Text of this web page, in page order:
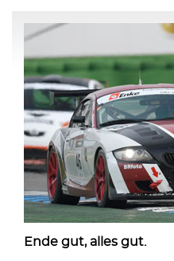
Ende gut, alles gut.